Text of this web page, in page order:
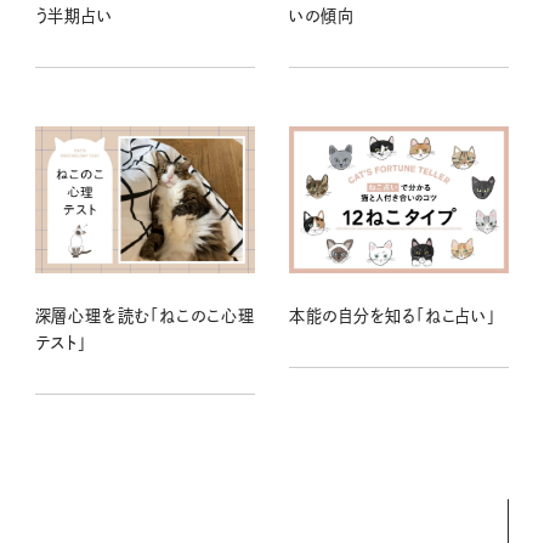
う半期占い
いの傾向
深層心理を読む「ねこのこ心理
テスト」
本能の自分を知る「ねこ占い」